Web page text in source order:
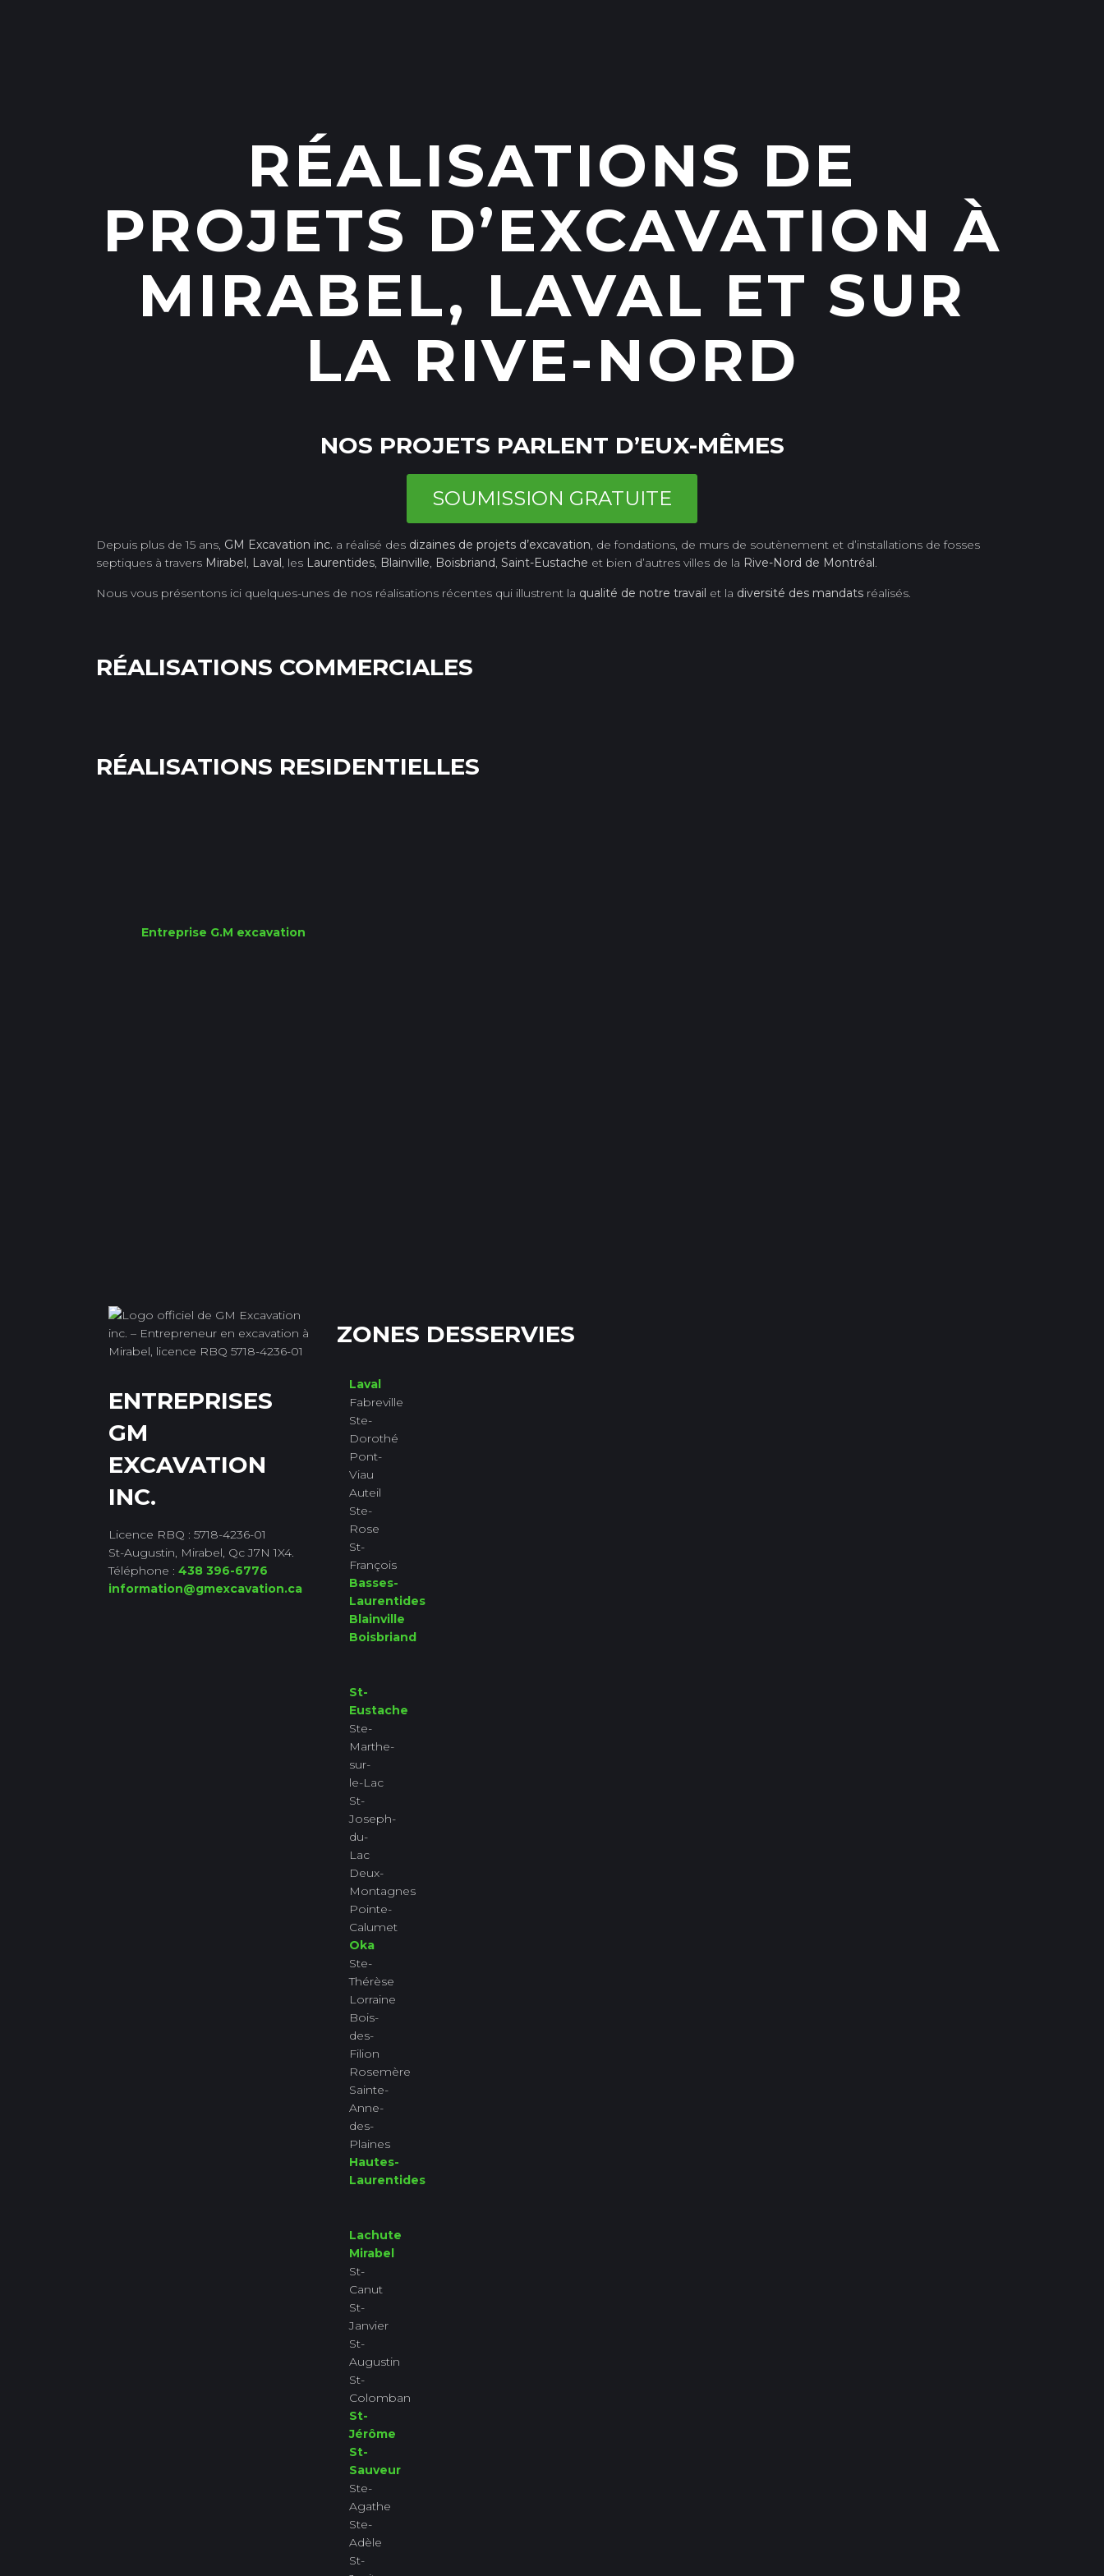
RÉALISATIONS DE
PROJETS D’EXCAVATION À
MIRABEL, LAVAL ET SUR
LA RIVE-NORD
NOS PROJETS PARLENT D’EUX-MÊMES
SOUMISSION GRATUITE
Depuis plus de 15 ans, GM Excavation inc. a réalisé des dizaines de projets d’excavation, de fondations, de murs de soutènement et d’installations de fosses
septiques à travers Mirabel, Laval, les Laurentides, Blainville, Boisbriand, Saint-Eustache et bien d’autres villes de la Rive-Nord de Montréal.
Nous vous présentons ici quelques-unes de nos réalisations récentes qui illustrent la qualité de notre travail et la diversité des mandats réalisés.
RÉALISATIONS COMMERCIALES
RÉALISATIONS RESIDENTIELLES
Entreprise G.M excavation
ENTREPRISES
GM
EXCAVATION
INC.
Licence RBQ : 5718-4236-01
St-Augustin, Mirabel, Qc J7N 1X4.
Téléphone : 438 396-6776
information@gmexcavation.ca
ZONES DESSERVIES
Laval
Fabreville
Ste-
Dorothé
Pont-
Viau
Auteil
Ste-
Rose
St-
François
Basses-
Laurentides
Blainville
Boisbriand
St-
Eustache
Ste-
Marthe-
sur-
le-Lac
St-
Joseph-
du-
Lac
Deux-
Montagnes
Pointe-
Calumet
Oka
Ste-
Thérèse
Lorraine
Bois-
des-
Filion
Rosemère
Sainte-
Anne-
des-
Plaines
Hautes-
Laurentides
Lachute
Mirabel
St-
Canut
St-
Janvier
St-
Augustin
St-
Colomban
St-
Jérôme
St-
Sauveur
Ste-
Agathe
Ste-
Adèle
St-